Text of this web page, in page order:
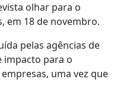
olhar para o
em 18 de novembro.
pelas agências de
impacto para o
uma vez que